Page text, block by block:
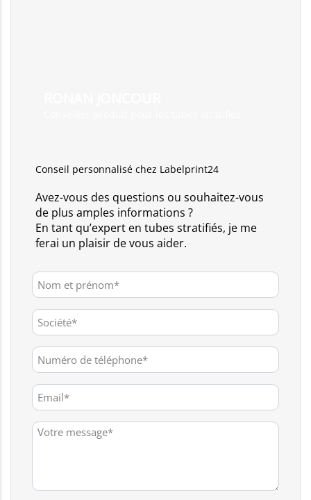
Conseil personnalisé chez Labelprint24
Avez-vous des questions ou souhaitez-vous
de plus amples informations ?
En tant qu’expert en tubes stratifiés, je me
ferai un plaisir de vous aider.